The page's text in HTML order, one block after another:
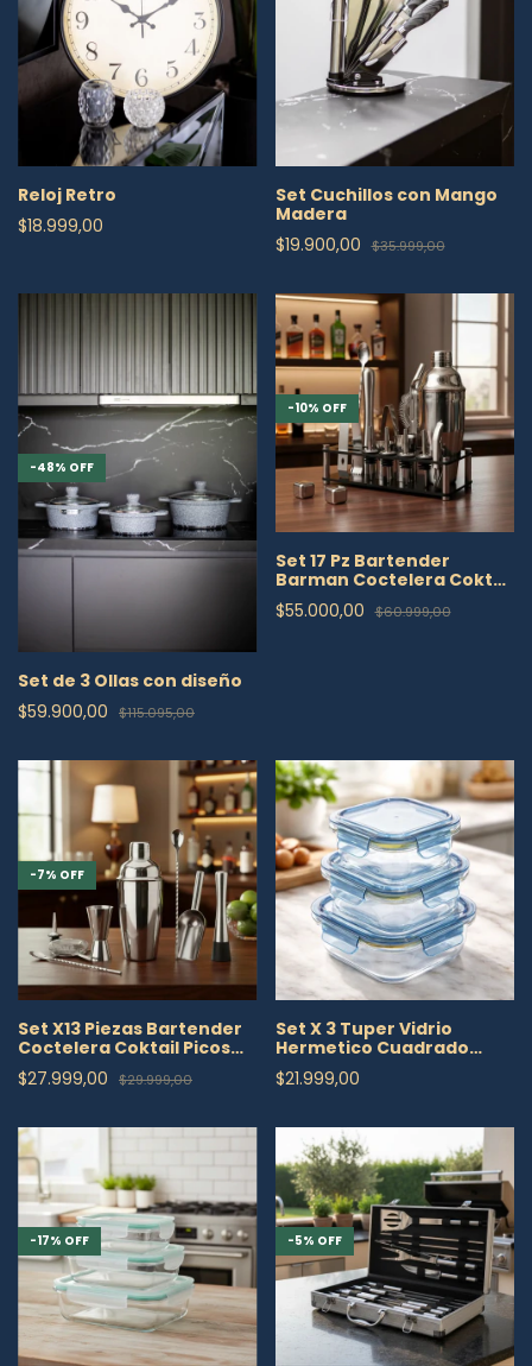
Reloj Retro
$18.999,00
Set Cuchillos con Mango
Madera
$19.900,00 $35.999,00
-48% OFF
Set de 3 Ollas con diseño
$59.900,00
$115.095,00
-10% OFF
Set 17 Pz Bartender
Barman Coctelera Coktail
Picos Domestico
$55.000,00 $60.999,00
-7% OFF
Set X13 Piezas Bartender
Coctelera Coktail Picos
Domesticos
$27.999,00 $29.999,00
Set X 3 Tuper Vidrio
Hermetico Cuadrado
Horno Frezzer S M Xl
$21.999,00
-17% OFF -5% OFF